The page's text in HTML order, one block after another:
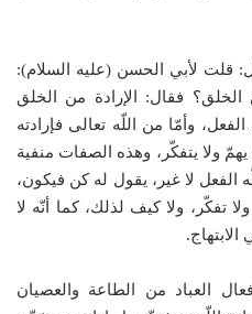
لأبي الحسن (عليه السلام):
الخلق؟ فقال: الإرادة من الخلق
وأمّا من اللّه تعالى فإرادته
يهمّ ولا يتفكّر، وهذه الصفات منفية
الفعل لا غير، يقول له كن فيكون،
تفكّر، ولا كيف لذلك، كما أنّه لا
العباد من الطاعة والعصيان